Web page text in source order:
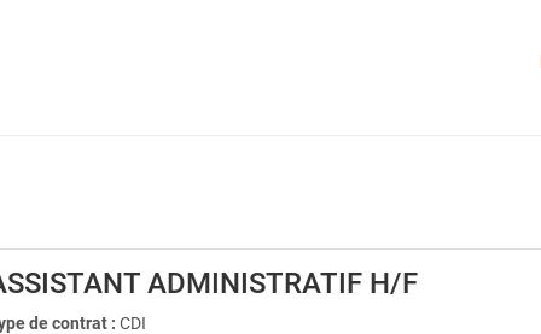
ADMINISTRATIF H/F(Nouvelle
de contrat : CDI